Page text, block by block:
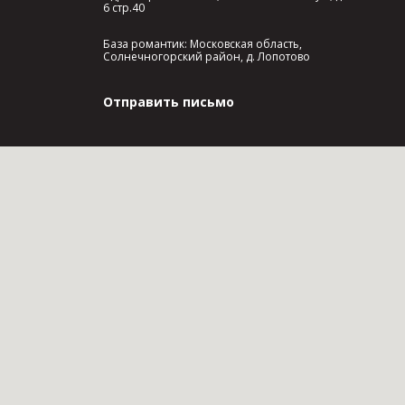
6 стр.40
База романтик: Московская область,
Солнечногорский район, д. Лопотово
Отправить письмо